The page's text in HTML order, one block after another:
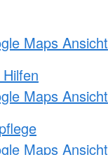
Maps Ansicht
Maps Ansicht
Maps Ansicht